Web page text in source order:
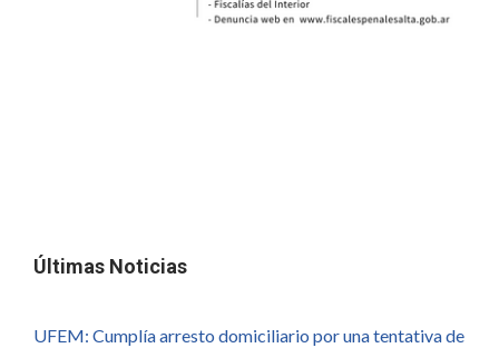
Últimas Noticias
UFEM: Cumplía arresto domiciliario por una tentativa de